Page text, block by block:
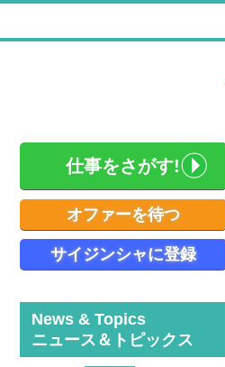
仕事をさがす!
オファーを待つ
サイジンシャに登録
News & Topics
ニュース＆トピックス